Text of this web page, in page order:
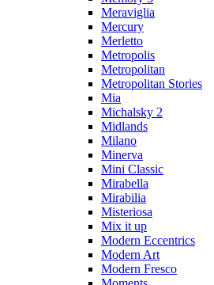
Meraviglia
Mercury
Merletto
Metropolis
Metropolitan
Metropolitan Stories
Mia
Michalsky 2
Midlands
Milano
Minerva
Mini Classic
Mirabella
Mirabilia
Misteriosa
Mix it up
Modern Eccentrics
Modern Art
Modern Fresco